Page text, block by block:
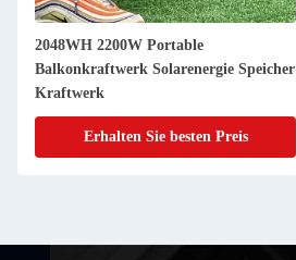
2048WH 2200W Portable
Balkonkraftwerk Solarenergie Speicher
Kraftwerk
Erhalten Sie besten Preis